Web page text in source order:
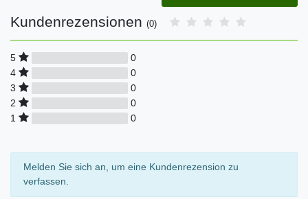
Kundenrezensionen (0)
5
0
4
0
3
0
2
0
1
0
Melden Sie sich an, um eine Kundenrezension zu
verfassen.